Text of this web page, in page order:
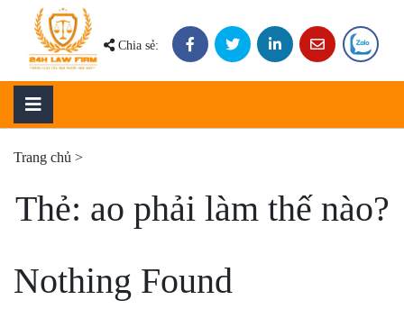
content
Chia sẻ:
Trang chủ >
Thẻ: ao phải làm thế nào?
Nothing Found